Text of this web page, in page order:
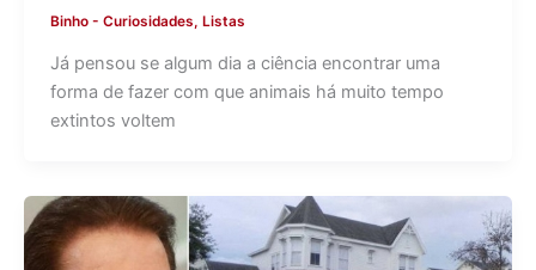
Binho - Curiosidades, Listas
Já pensou se algum dia a ciência encontrar uma
forma de fazer com que animais há muito tempo
extintos voltem